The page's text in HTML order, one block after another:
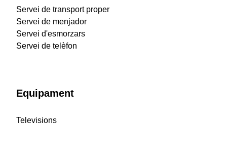
Servei de transport proper
Servei de menjador
Servei d'esmorzars
Servei de telèfon
Equipament
Televisions